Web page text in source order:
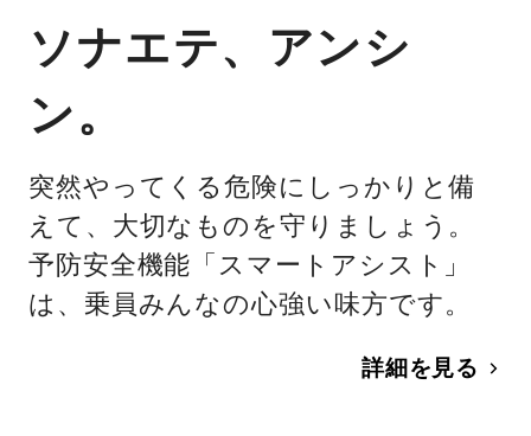
ソナエテ、アンシ
ン。
突然やってくる危険にしっかりと備
えて、大切なものを守りましょう。
予防安全機能「スマートアシスト」
は、乗員みんなの心強い味方です。
詳細を見る